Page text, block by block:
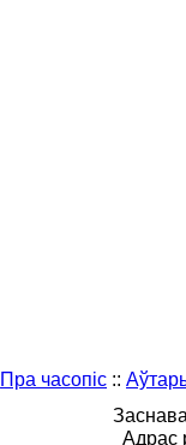
Пра часопіс ::
Адрас